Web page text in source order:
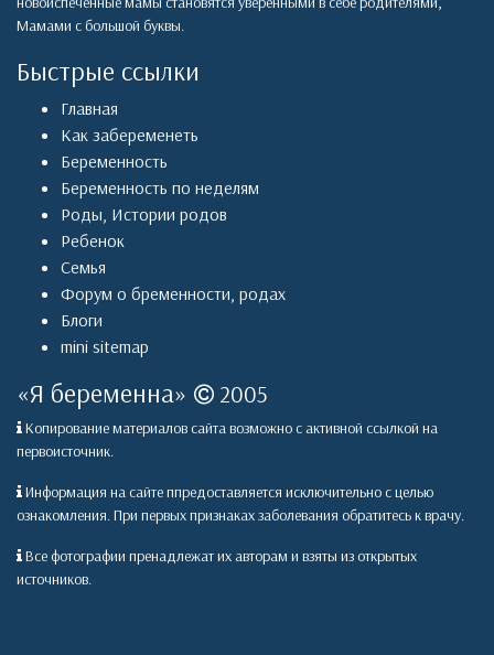
Мамами с большой буквы.
Быстрые ссылки
Главная
Как забеременеть
Беременность
Беременность по неделям
Роды, Истории родов
Ребенок
Семья
Форум о бременности, родах
Блоги
mini sitemap
«Я беременна» 2005
Копирование материалов сайта возможно с активной ссылкой на
первоисточник.
Информация на сайте ппредоставляется исключительно с целью
ознакомления. При первых признаках заболевания обратитесь к врачу.
Все фотографии пренадлежат их авторам и взяты из открытых
источников.